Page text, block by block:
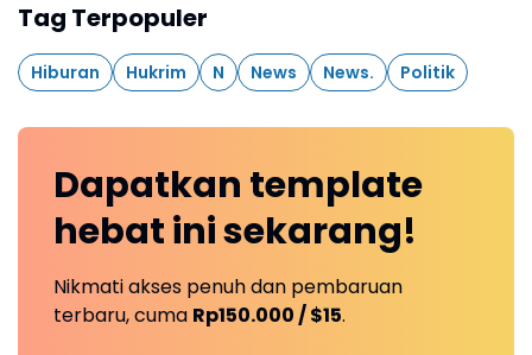
Tag Terpopuler
Hiburan Hukrim N News News. Politik
Dapatkan template
hebat inisekarang!
Nikmati akses penuh dan pembaruan
terbaru, cuma Rp150.000 / $15.